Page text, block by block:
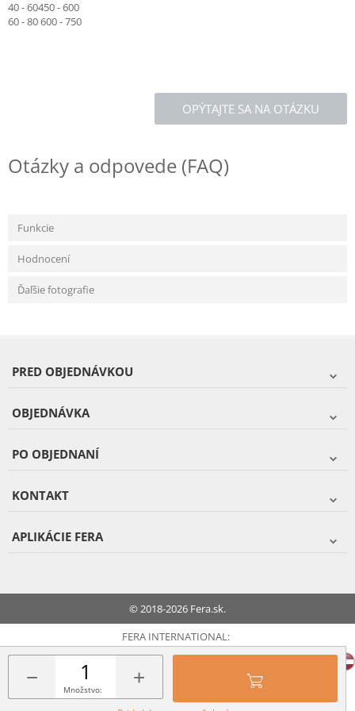
− +
Množstvo:
40 - 60450 - 600
60 - 80 600 - 750
OPÝTAJTE SA NA OTÁZKU
Otázky a odpovede (FAQ)
Funkcie
Hodnocení
Ďaľšie fotografie
PRED OBJEDNÁVKOU
OBJEDNÁVKA
PO OBJEDNANÍ
KONTAKT
APLIKÁCIE FERA
© 2018-2026 Fera.sk.
FERA INTERNATIONAL: